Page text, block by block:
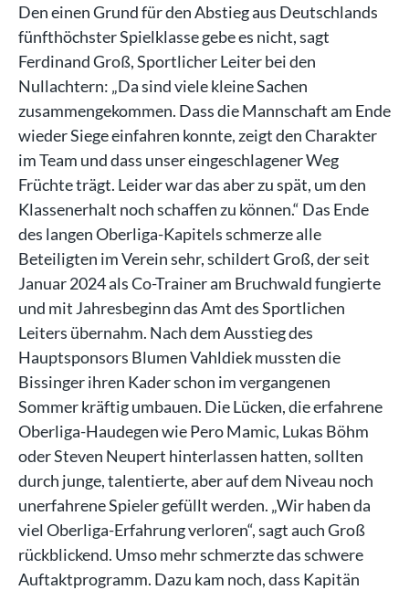
Den einen Grund für den Abstieg aus Deutschlands
fünfthöchster Spielklasse gebe es nicht, sagt
Ferdinand Groß, Sportlicher Leiter bei den
Nullachtern: „Da sind viele kleine Sachen
zusammengekommen. Dass die Mannschaft am Ende
wieder Siege einfahren konnte, zeigt den Charakter
im Team und dass unser eingeschlagener Weg
Früchte trägt. Leider war das aber zu spät, um den
Klassenerhalt noch schaffen zu können.“ Das Ende
des langen Oberliga-Kapitels schmerze alle
Beteiligten im Verein sehr, schildert Groß, der seit
Januar 2024 als Co-Trainer am Bruchwald fungierte
und mit Jahresbeginn das Amt des Sportlichen
Leiters übernahm. Nach dem Ausstieg des
Hauptsponsors Blumen Vahldiek mussten die
Bissinger ihren Kader schon im vergangenen
Sommer kräftig umbauen. Die Lücken, die erfahrene
Oberliga-Haudegen wie Pero Mamic, Lukas Böhm
oder Steven Neupert hinterlassen hatten, sollten
durch junge, talentierte, aber auf dem Niveau noch
unerfahrene Spieler gefüllt werden. „Wir haben da
viel Oberliga-Erfahrung verloren“, sagt auch Groß
rückblickend. Umso mehr schmerzte das schwere
Auftaktprogramm. Dazu kam noch, dass Kapitän